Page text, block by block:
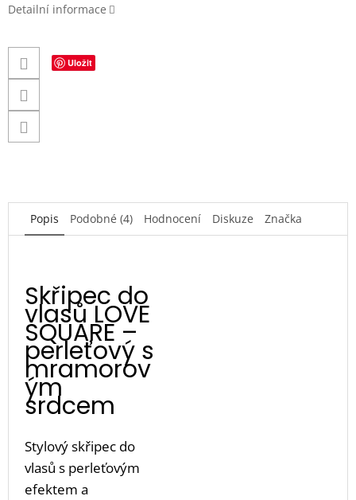
Detailní informace
Uložit
Popis Podobné (4) Hodnocení Diskuze Značka
Skřipec do
vlasů LOVE
SQUARE –
perleťový s
mramorov
ým
srdcem
Stylový skřipec do
vlasů s perleťovým
efektem a